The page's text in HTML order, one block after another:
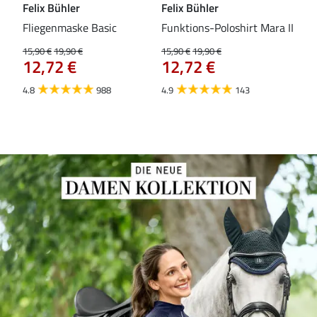
Felix Bühler
Fliegenmaske Basic
15,90 €19,90 €
12,72 €
4.8 988
Felix Bühler
Funktions-Poloshirt Mara II
15,90 €19,90 €
12,72 €
4.9 143